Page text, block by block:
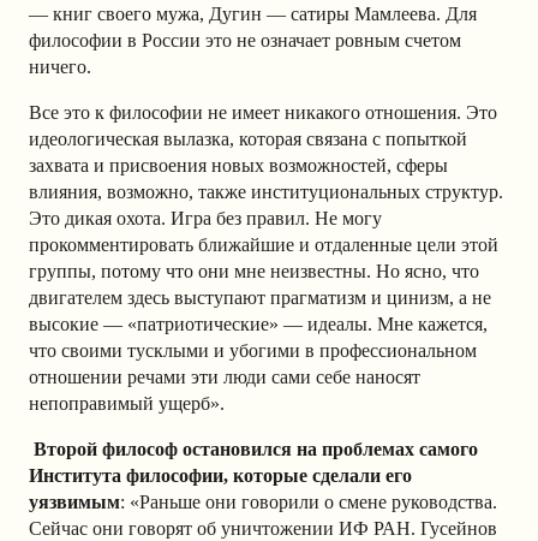
— книг своего мужа, Дугин — сатиры Мамлеева. Для
философии в России это не означает ровным счетом
ничего.
Все это к философии не имеет никакого отношения. Это
идеологическая вылазка, которая связана с попыткой
захвата и присвоения новых возможностей, сферы
влияния, возможно, также институциональных структур.
Это дикая охота. Игра без правил. Не могу
прокомментировать ближайшие и отдаленные цели этой
группы, потому что они мне неизвестны. Но ясно, что
двигателем здесь выступают прагматизм и цинизм, а не
высокие — «патриотические» — идеалы. Мне кажется,
что своими тусклыми и убогими в профессиональном
отношении речами эти люди сами себе наносят
непоправимый ущерб».
Второй философ остановился на проблемах самого
Института философии, которые сделали его
уязвимым: «Раньше они говорили о смене руководства.
Сейчас они говорят об уничтожении ИФ РАН. Гусейнов